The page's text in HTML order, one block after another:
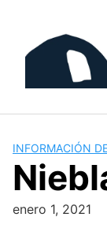
content
INFORMACIÓN
enero 1, 2021